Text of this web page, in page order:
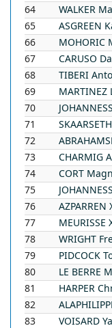
64
WALKER
65
ASGREEN
66
MOHORIC
67
CARUSO
68
TIBERI
69
MARTINEZ
70
71
SKAARSETH
72
73
CHARMIG
74
CORT
75
76
AZPARREN
77
MEURISSE
78
WRIGHT
79
PIDCOCK
80
LE BERRE
81
HARPER
82
83
VOISARD